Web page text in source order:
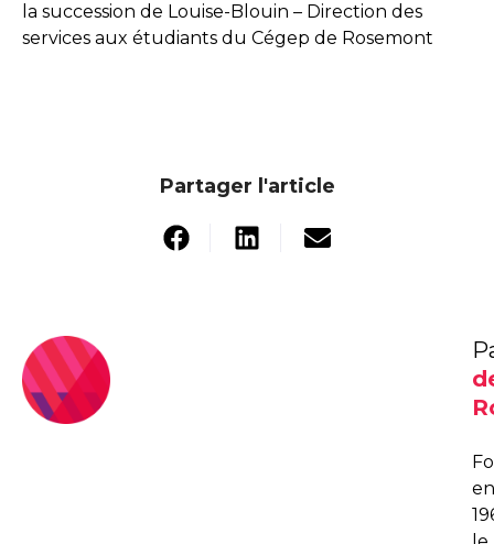
la succession de Louise-Blouin – Direction des
services aux étudiants du Cégep de Rosemont
Partager l'article
en